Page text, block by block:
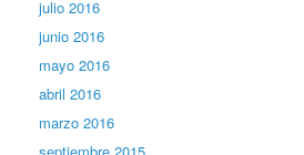
julio 2016
junio 2016
mayo 2016
abril 2016
marzo 2016